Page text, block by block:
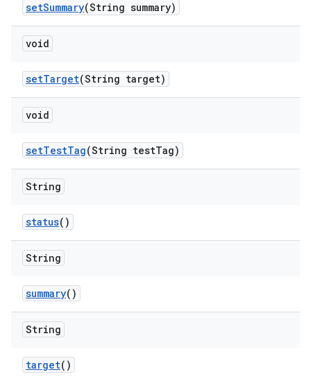
setSummary(String summary)
void
setTarget(String target)
void
setTestTag(String testTag)
String
status()
String
summary()
String
target()